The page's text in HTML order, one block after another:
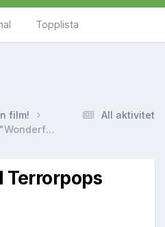
Topplista
All aktivitet
film!
Musikvideo till Terrorpops "Wonderful"